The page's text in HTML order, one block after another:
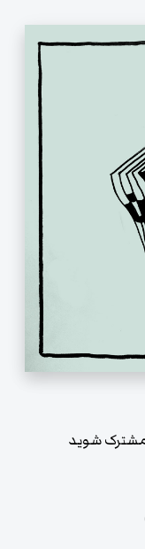
مشترک شوید